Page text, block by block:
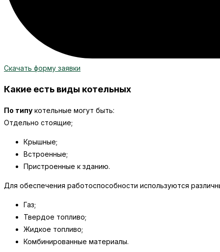
Скачать форму заявки
Какие есть виды котельных
По типу котельные могут быть:
Отдельно стоящие;
Крышные;
Встроенные;
Пристроенные к зданию.
Для обеспечения работоспособности используются
Газ;
Твердое топливо;
Жидкое топливо;
Комбинированные материалы.